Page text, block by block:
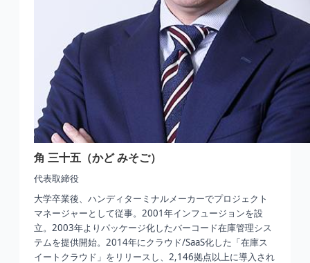
角 三十五（かど みそご）
代表取締役
大学卒業後、ハンディターミナルメーカーでプロジェクト
マネージャーとして従事。2001年インフュージョンを設
立。2003年よりパッケージ化したバーコード在庫管理シス
テムを提供開始。2014年にクラウド/SaaS化した「在庫ス
イートクラウド」をリリースし、2,146拠点以上に導入され